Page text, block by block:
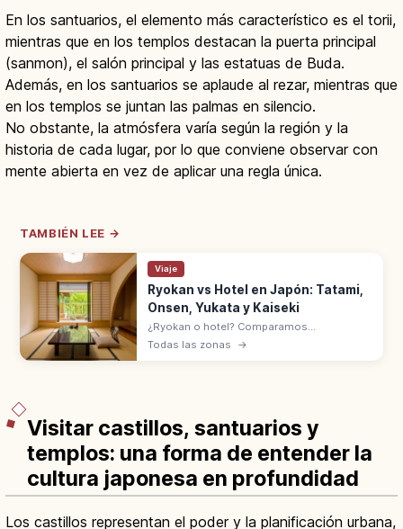
En los santuarios, el elemento más característico es el torii,
mientras que en los templos destacan la puerta principal
(sanmon), el salón principal y las estatuas de Buda.
Además, en los santuarios se aplaude al rezar, mientras que
en los templos se juntan las palmas en silencio.
No obstante, la atmósfera varía según la región y la
historia de cada lugar, por lo que conviene observar con
mente abierta en vez de aplicar una regla única.
TAMBIÉN LEE →
Viaje
Ryokan vs Hotel en Japón: Tatami,
Onsen, Yukata y Kaiseki
¿Ryokan o hotel? Comparamos
habitaciones, comidas, onsen y normas del
Todas las zonas →
Visitar castillos, santuarios y
templos: una forma de entender la
cultura japonesa en profundidad
Los castillos representan el poder y la planificación urbana,